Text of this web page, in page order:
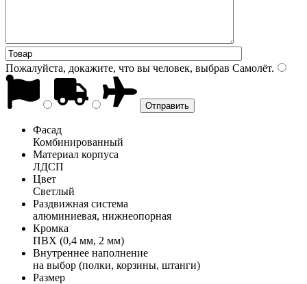
Пожалуйста, докажите, что вы человек, выбрав Самолёт.
Фасад
Комбинированный
Материал корпуса
ЛДСП
Цвет
Светлый
Раздвижная система
алюминиевая, нижнеопорная
Кромка
ПВХ (0,4 мм, 2 мм)
Внутреннее наполнение
на выбор (полки, корзины, штанги)
Размер